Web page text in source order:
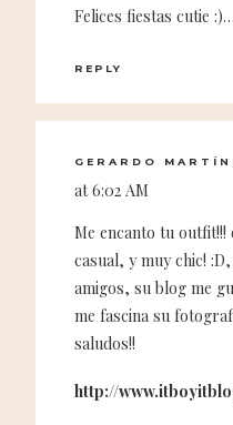
Felices fiestas cutie :)…
REPLY
GERARDO
at 6:02 AM
Me encanto tu
casual, y muy chic!
amigos, su blog me
me fascina su
saludos!!
http://